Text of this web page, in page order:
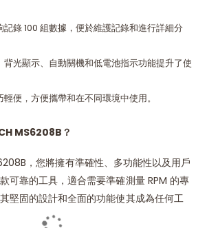
記錄 100 組數據，便於維護記錄和進行詳細分
背光顯示、自動關機和低電池指示功能提升了使
輕便，方便攜帶和在不同環境中使用。
MS6208B？
，您將擁有準確性、多功能性以及用戶
可靠的工具，適合需要準確測量 RPM 的專
堅固的設計和全面的功能使其成為任何工